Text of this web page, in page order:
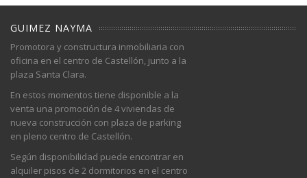
GUIMEZ NAYMA
Promotora y constructura inmobiliaria con
oficina en el centro de Castellón, junto a la
plaza Santa Clara.
En estos momentos tiene disponible a la
venta una promoción de 4 viviendas de
nueva construcción con plaza de parking
en pleno centro de Castellón.
Según disponibilidad puede encontrar en
alquiler pisos de 2 dormitorios en el centro